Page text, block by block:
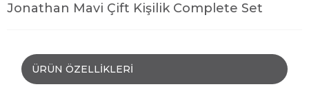
Jonathan Mavi Çift Kişilik Complete Set
ÜRÜN ÖZELLIKLERI